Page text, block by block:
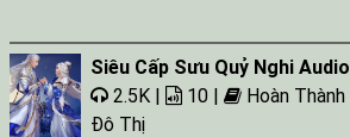
Siêu Cấp Sưu Quỷ Nghi Audio
2.5K |
10 |
Hoàn Thành
Đô Thị